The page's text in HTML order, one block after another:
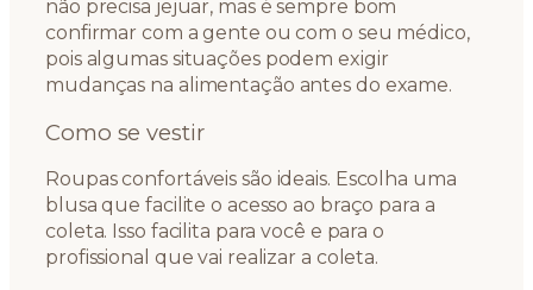
não precisa jejuar, mas é sempre bom
confirmar com a gente ou com o seu médico,
pois algumas situações podem exigir
mudanças na alimentação antes do exame.
Como se vestir
Roupas confortáveis são ideais. Escolha uma
blusa que facilite o acesso ao braço para a
coleta. Isso facilita para você e para o
profissional que vai realizar a coleta.